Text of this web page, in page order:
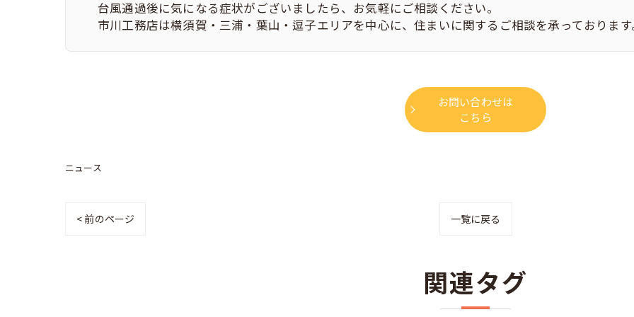
台風通過後に気になる症状がございましたら、お気軽にご相談ください。
市川工務店は横須賀・三浦・葉山・逗子エリアを中心に、住まいに関するご相談を承っております
お問い合わせは
こちら
ニュース
< 前のページ 一覧に戻る
関連タグ